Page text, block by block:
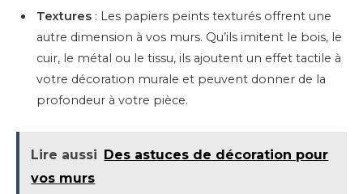
Textures : Les papiers peints texturés offrent une
autre dimension à vos murs. Qu’ils imitent le bois, le
cuir, le métal ou le tissu, ils ajoutent un effet tactile à
votre décoration murale et peuvent donner de la
profondeur à votre pièce.
Lire aussi Des astuces de décoration pour
vos murs